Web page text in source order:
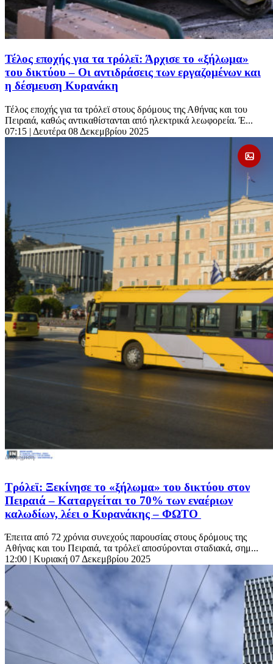
Τέλος εποχής για τα τρόλεϊ: Άρχισε το «ξήλωμα»
του δικτύου – Οι αντιδράσεις των εργαζομένων και
η δέσμευση Κυρανάκη
Τέλος εποχής για τα τρόλεϊ στους δρόμους της Αθήνας και του
Πειραιά, καθώς αντικαθίστανται από ηλεκτρικά λεωφορεία. Έ...
07:15 | Δευτέρα 08 Δεκεμβρίου 2025
Tρόλεϊ: Ξεκίνησε το «ξήλωμα» του δικτύου στον
Πειραιά – Καταργείται το 70% των εναέριων
καλωδίων, λέει ο Κυρανάκης – ΦΩΤΟ
Έπειτα από 72 χρόνια συνεχούς παρουσίας στους δρόμους της
Αθήνας και του Πειραιά, τα τρόλεϊ αποσύρονται σταδιακά, σημ...
12:00 | Κυριακή 07 Δεκεμβρίου 2025